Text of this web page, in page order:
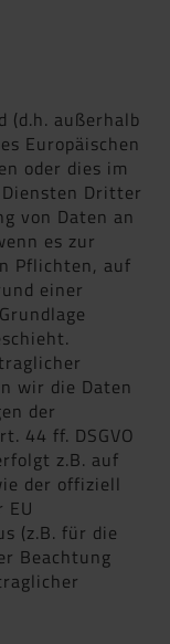
(d.h. außerhalb
Europäischen
oder dies im
Dritter
von Daten an
es zur
Pflichten, auf
einer
wir die Daten
der
44 ff. DSGVO
z.B. auf
der offiziell
(z.B. für die
Beachtung